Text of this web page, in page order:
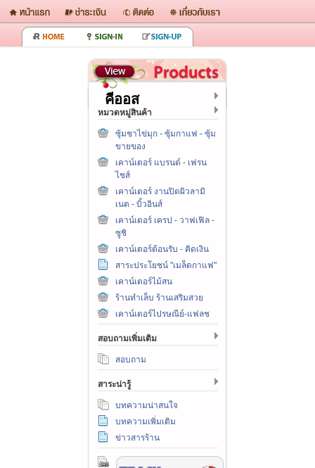
คีออส
หมวดหมู่สินค้า
ซุ้มชาไข่มุก - ซุ้มกาแฟ - ซุ้ม
ขายของ
เคาน์เตอร์ แบรนด์ - เฟรน
ไชส์
เคาน์เตอร์ งานปิดผิวลามิ
เนต - บิ้วอินส์
เคาน์เตอร์ เครป - วาฟเฟิล -
ซูชิ
เคาน์เตอร์ต้อนรับ - คิดเงิน
สาระประโยชน์ "เมล็ดกาแฟ"
เคาน์เตอร์ไม้สน
ร้านทำเล็บ ร้านเสริมสวย
เคาน์เตอร์ไปรษณีย์-แฟลช
สอบถามเพิ่มเติม
สอบถาม
สาระน่ารู้
บทความน่าสนใจ
บทความเพิ่มเติม
ข่าวสารร้าน